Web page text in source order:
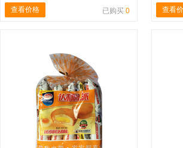
查看价格
已购买 0
查看